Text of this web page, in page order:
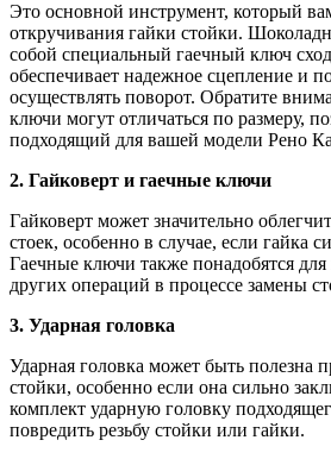
Это основной инструмент, который
откручивания гайки стойки.
собой специальный гаечный ключ
обеспечивает надежное сцепление и
осуществлять поворот. Обратите
ключи могут отличаться по размеру,
подходящий для вашей модели Рено
2. Гайковерт и гаечные ключи
Гайковерт может значительно
стоек, особенно в случае, если гайка
Гаечные ключи также понадобятся для
других операций в процессе замены
3. Ударная головка
Ударная головка может быть полезна
стойки, особенно если она сильно
комплект ударную головку
повредить резьбу стойки или гайки.